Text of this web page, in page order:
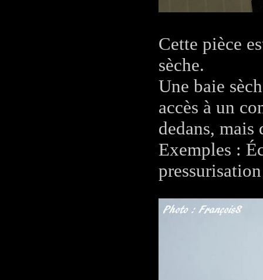
Cette pièce
sèche.
Une baie
accès à un
dedans, mais
Exemples :